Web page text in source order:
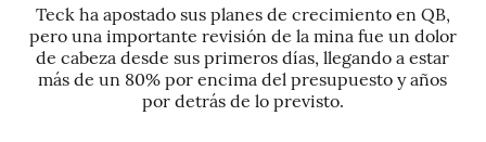
Teck ha apostado sus planes de crecimiento en QB,
pero una importante revisión de la mina fue un dolor
de cabeza desde sus primeros días, llegando a estar
más de un 80% por encima del presupuesto y años
por detrás de lo previsto.